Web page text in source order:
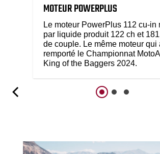
MOTEUR POWERPLUS
Le moteur PowerPlus 112 cu-in
par liquide produit 122 ch et
de couple. Le même moteur qui
remporté le Championnat
King of the Baggers 2024.